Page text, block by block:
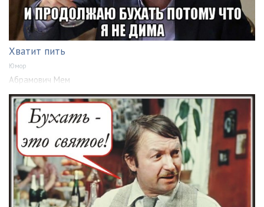
Хватит пить
Юмор
Абрамович Мем